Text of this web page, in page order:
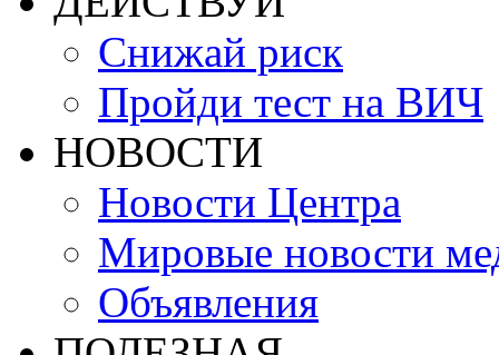
Снижай риск
Пройди тест на ВИЧ
НОВОСТИ
Новости Центра
Мировые новости
Объявления